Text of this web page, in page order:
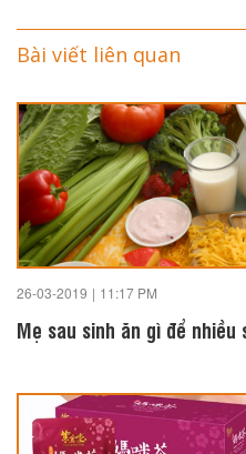
Bài viết liên quan
26-03-2019 | 11:17 PM
Mẹ sau sinh ăn gì để nhiều